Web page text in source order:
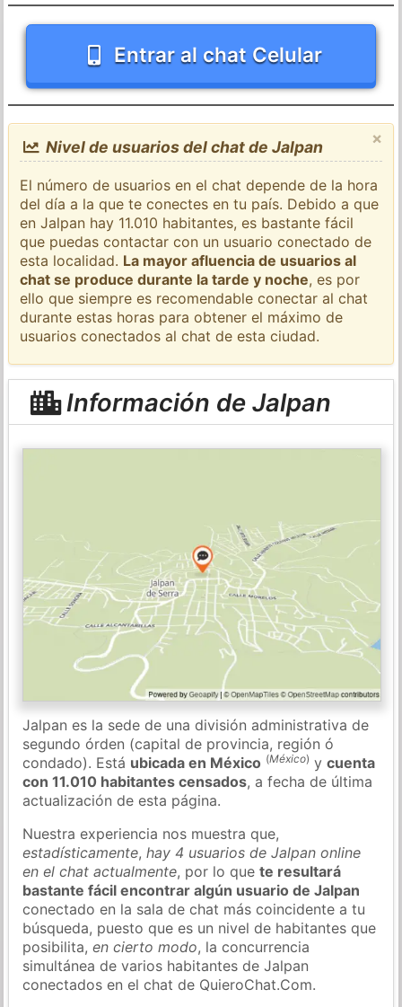
Entrar al chat Celular
×
Nivel de usuarios del chat de Jalpan
El número de usuarios en el chat depende de la hora
del día a la que te conectes en tu país. Debido a que
en Jalpan hay 11.010 habitantes, es bastante fácil
que puedas contactar con un usuario conectado de
esta localidad. La mayor afluencia de usuarios al
chat se produce durante la tarde y noche, es por
ello que siempre es recomendable conectar al chat
durante estas horas para obtener el máximo de
usuarios conectados al chat de esta ciudad.
Información de Jalpan
Jalpan es la sede de una división administrativa de
segundo órden (capital de provincia, región ó
condado). Está ubicada en México (México) ycuenta
con 11.010 habitantes censados, a fecha de última
actualización de esta página.
Nuestra experiencia nos muestra que,
estadísticamente,hay 4 usuarios de Jalpan online
en el chat actualmente, por lo quete resultará
bastante fácil encontrar algún usuario de Jalpan
conectado en la sala de chat más coincidente a tu
búsqueda, puesto que es un nivel de habitantes que
posibilita,en cierto modo, la concurrencia
simultánea de varios habitantes de Jalpan
conectados en el chat de QuieroChat.Com.